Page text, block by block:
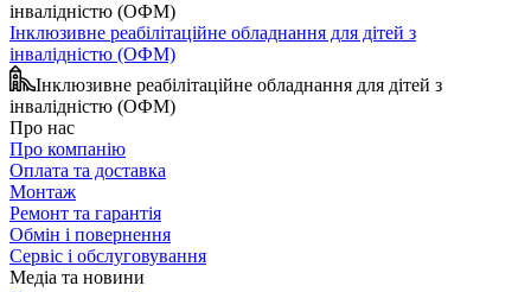
Інклюзивне реабілітаційне обладнання для дітей з
інвалідністю (ОФМ)
Інклюзивне реабілітаційне обладнання для дітей з
інвалідністю (ОФМ)
Про нас
Про компанію
Оплата та доставка
Монтаж
Ремонт та гарантія
Обмін і повернення
Сервіс і обслуговування
Медіа та новини